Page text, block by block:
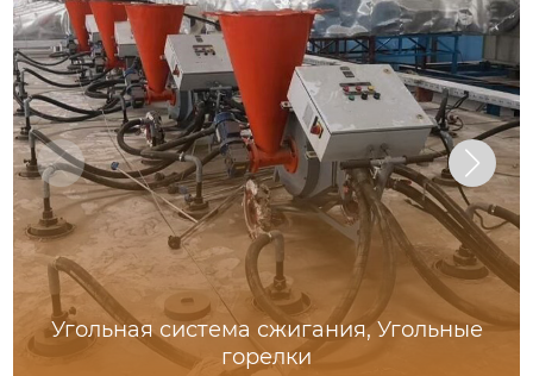
Угольная система сжигания, Угольные
горелки